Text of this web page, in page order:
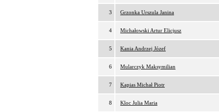
3 Grzonka Urszula Janina
4 Michałowski Artur Elicjusz
5 Kania Andrzej Józef
6 Mularczyk Maksymilian
7 Kapias Michał Piotr
8 Kloc Julia Maria